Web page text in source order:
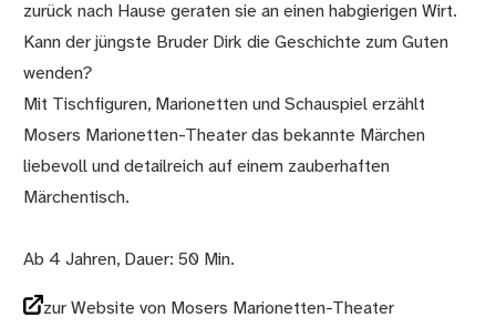
zurück nach Hause geraten sie an einen habgierigen Wirt.
Kann der jüngste Bruder Dirk die Geschichte zum Guten
wenden?
Mit Tischfiguren, Marionetten und Schauspiel erzählt
Mosers Marionetten-Theater das bekannte Märchen
liebevoll und detailreich auf einem zauberhaften
Märchentisch.
Ab 4 Jahren, Dauer: 50 Min.
zur Website von Mosers Marionetten-Theater